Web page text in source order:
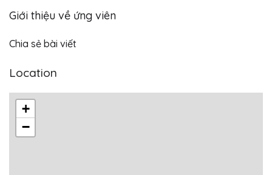
Giới thiệu về ứng viên
Chia sẻ bài viết
Location
+
−